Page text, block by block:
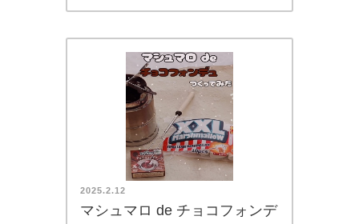
2025.2.12
マシュマロ de チョコフォンデ